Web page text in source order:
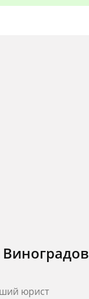
юрист